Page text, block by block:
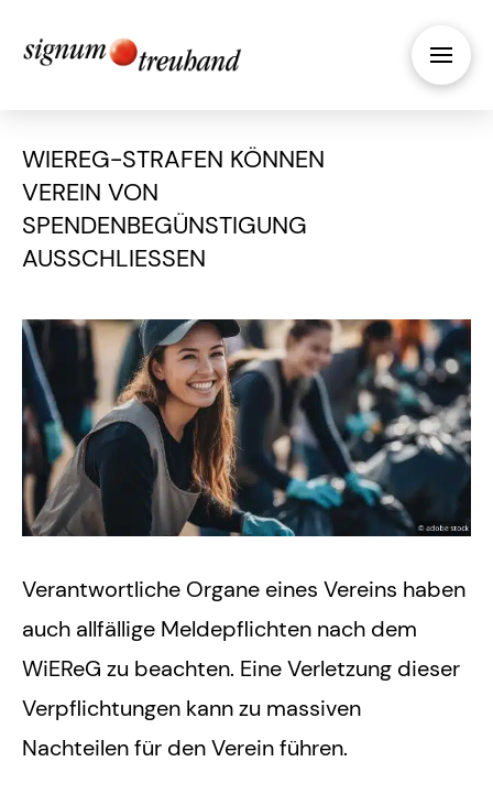
WIEREG-STRAFEN KÖNNEN
VEREIN VON
SPENDENBEGÜNSTIGUNG
AUSSCHLIESSEN
Verantwortliche Organe eines Vereins haben
auch allfällige Meldepflichten nach dem
WiEReG zu beachten. Eine Verletzung dieser
Verpflichtungen kann zu massiven
Nachteilen für den Verein führen.